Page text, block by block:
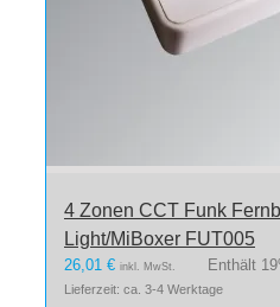
4 Zonen CCT Funk
Light/MiBoxer FUT005
26,01 € inkl. MwSt. Enthält
Lieferzeit: ca. 3-4 Werktage